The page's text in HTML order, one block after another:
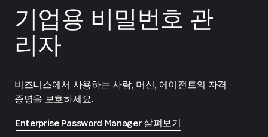
기업용 비밀번호 관
리자
비즈니스에서 사용하는 사람, 머신, 에이전트의 자격
증명을 보호하세요.
Enterprise Password Manager 살펴보기